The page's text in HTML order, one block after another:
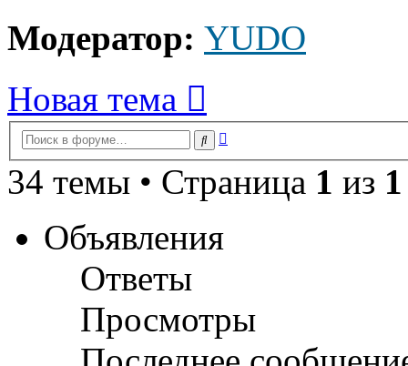
Модератор: YUDO
Новая тема
Поиск
34 темы • Страница 1 из 1
Объявления
Ответы
Просмотры